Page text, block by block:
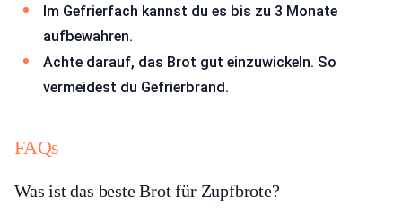
Im Gefrierfach kannst du es bis zu 3 Monate
aufbewahren.
Achte darauf, das Brot gut einzuwickeln. So
vermeidest du Gefrierbrand.
FAQs
Was ist das beste Brot für Zupfbrote?